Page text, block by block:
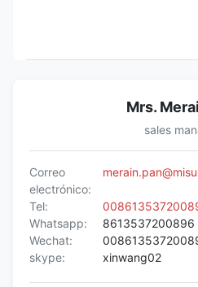
Mrs.
sales
Correo
electrónico:
Tel:
Whatsapp:
8613537200896
Wechat:
skype:
xinwang02